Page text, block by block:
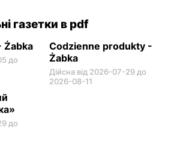
газетки в pdf
Żabka
до
Codzienne produkty -
Żabka
Дійсна від 2026-07-29 до
2026-08-11
до